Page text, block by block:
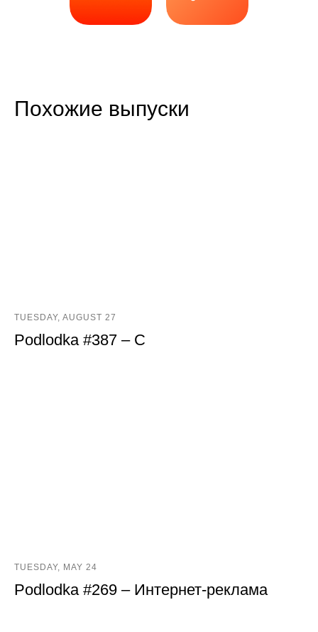
Похожие выпуски
TUESDAY, AUGUST 27
Podlodka #387 – С
TUESDAY, MAY 24
Podlodka #269 – Интернет-реклама